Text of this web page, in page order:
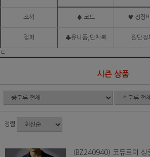
조끼 ♠ 코트 ♥ 정장
점퍼 ♣유니폼,단체복 원단정
ㅌ
시즌 상품
정렬
(BZ240940) 코듀로이